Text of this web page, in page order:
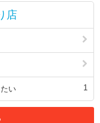
店
い 1